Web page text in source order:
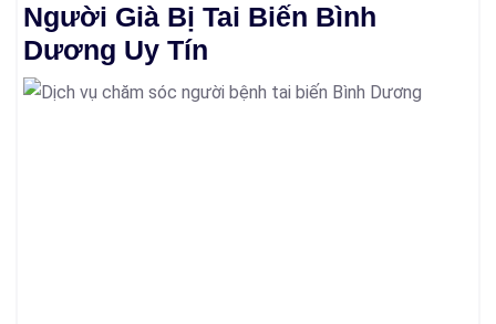
Người Già Bị Tai Biến Bình
Dương Uy Tín